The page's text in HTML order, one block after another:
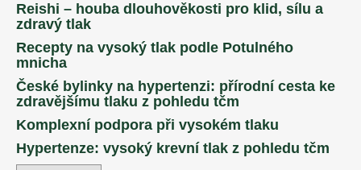
Reishi – houba dlouhověkosti pro klid, sílu a
zdravý tlak
Recepty na vysoký tlak podle Potulného
mnicha
České bylinky na hypertenzi: přírodní cesta ke
zdravějšímu tlaku z pohledu tčm
Komplexní podpora při vysokém tlaku
Hypertenze: vysoký krevní tlak z pohledu tčm